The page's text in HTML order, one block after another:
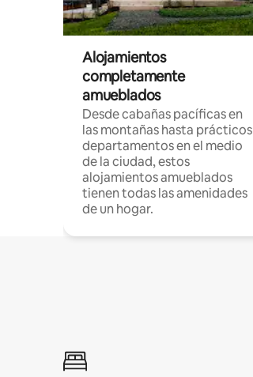
Alojamientos
completamente
amueblados
Desde cabañas pacíficas en
las montañas hasta prácticos
departamentos en el medio
de la ciudad, estos
alojamientos amueblados
tienen todas las amenidades
de un hogar.